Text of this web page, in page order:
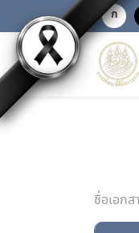
ก
ชื่อเอก